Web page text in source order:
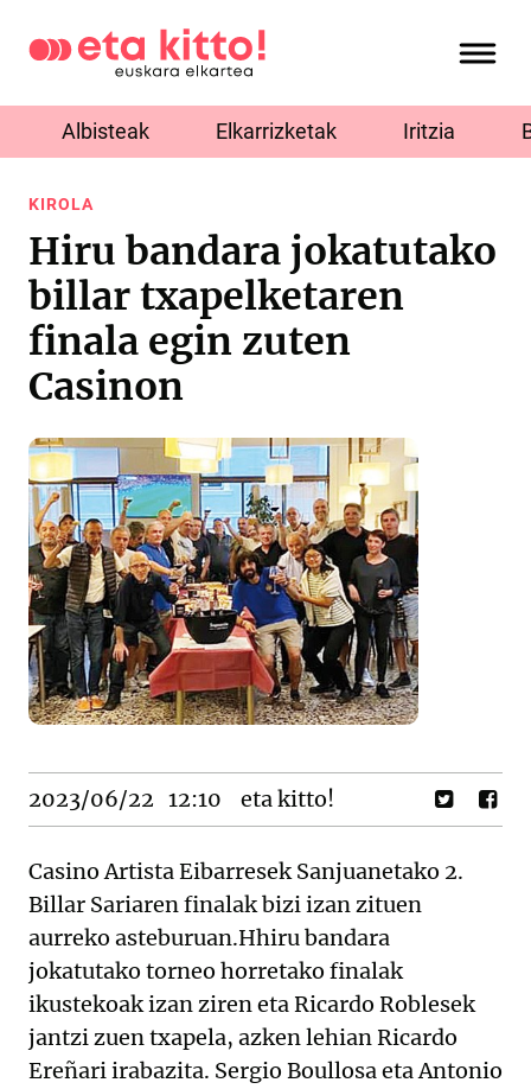
Albisteak Elkarrizketak Iritzia
KIROLA
Hiru bandara jokatutako
billar txapelketaren
finala egin zuten
Casinon
2023/06/22 12:10 eta kitto!
Casino Artista Eibarresek Sanjuanetako 2.
Billar Sariaren finalak bizi izan zituen
aurreko asteburuan.Hhiru bandara
jokatutako torneo horretako finalak
ikustekoak izan ziren eta Ricardo Roblesek
jantzi zuen txapela, azken lehian Ricardo
Ereñari irabazita. Sergio Boullosa eta Antonio